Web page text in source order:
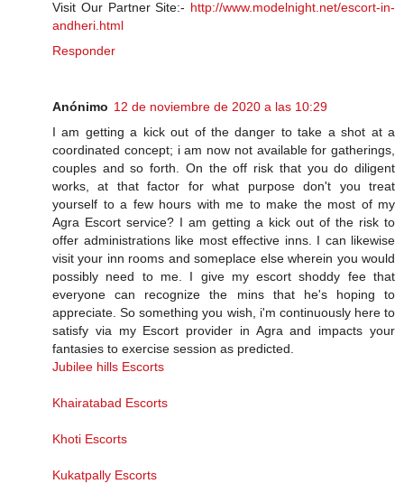
Visit Our Partner Site:- http://www.modelnight.net/escort-in-
andheri.html
Responder
Anónimo 12 de noviembre de 2020 a las 10:29
I am getting a kick out of the danger to take a shot at a
coordinated concept; i am now not available for gatherings,
couples and so forth. On the off risk that you do diligent
works, at that factor for what purpose don't you treat
yourself to a few hours with me to make the most of my
Agra Escort service? I am getting a kick out of the risk to
offer administrations like most effective inns. I can likewise
visit your inn rooms and someplace else wherein you would
possibly need to me. I give my escort shoddy fee that
everyone can recognize the mins that he's hoping to
appreciate. So something you wish, i'm continuously here to
satisfy via my Escort provider in Agra and impacts your
fantasies to exercise session as predicted.
Jubilee hills Escorts
Khairatabad Escorts
Khoti Escorts
Kukatpally Escorts